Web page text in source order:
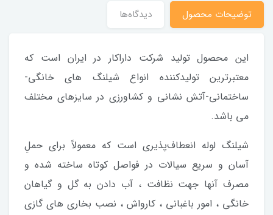
توضیحات محصول دیدگاه‌ها
این محصول تولید شرکت داراکار در ایران است که
معتبرترین تولیدکننده انواع شیلنگ های خانگی-
ساختمانی-آتش نشانی و کشاورزی در سایزهای مختلف
می باشد.
شیلنگ لوله انعطاف‌پذیری است که معمولاً برای حملِ
آسان و سریع سیالات در فواصل کوتاه ساخته شده و
مصرف آنها جهت نظافت ، آب دادن به گل و گیاهان
خانگی ، امور باغبانی ، کارواش ، نصب بخاری های گازی